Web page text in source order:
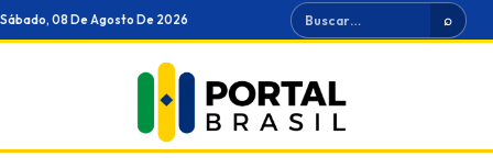
Ir
para
Sábado, 08 De Agosto De 2026 Buscar ⌕